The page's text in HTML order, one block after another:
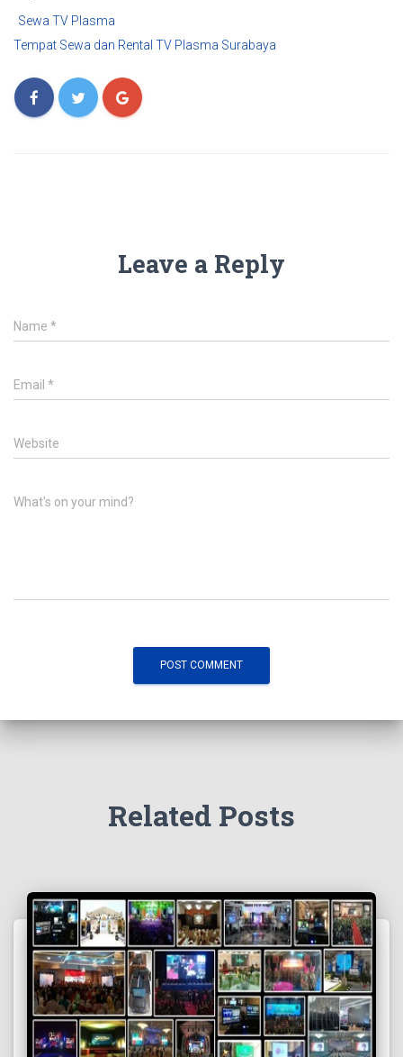
Sewa TV Plasma
Tempat Sewa dan Rental TV Plasma Surabaya
Leave a Reply
Name *
Email *
Website
What's on your mind?
Related Posts